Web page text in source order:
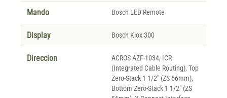
Mando Bosch LED Remote
Display Bosch Kiox 300
Direccion
ACROS AZF-1034, ICR
(Integrated Cable Routing), Top
Zero-Stack 1 1/2" (ZS 56mm),
Bottom Zero-Stack 1 1/2" (ZS